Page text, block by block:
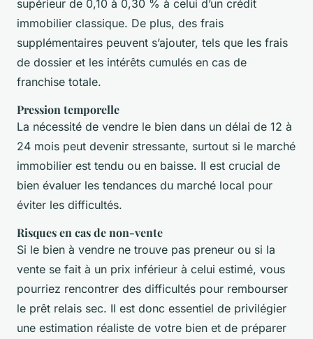
supérieur de 0,10 à 0,30 % à celui d’un crédit
immobilier classique. De plus, des frais
supplémentaires peuvent s’ajouter, tels que les frais
de dossier et les intérêts cumulés en cas de
franchise totale.
Pression temporelle
La nécessité de vendre le bien dans un délai de 12 à
24 mois peut devenir stressante, surtout si le marché
immobilier est tendu ou en baisse. Il est crucial de
bien évaluer les tendances du marché local pour
éviter les difficultés.
Risques en cas de non-vente
Si le bien à vendre ne trouve pas preneur ou si la
vente se fait à un prix inférieur à celui estimé, vous
pourriez rencontrer des difficultés pour rembourser
le prêt relais sec. Il est donc essentiel de privilégier
une estimation réaliste de votre bien et de préparer